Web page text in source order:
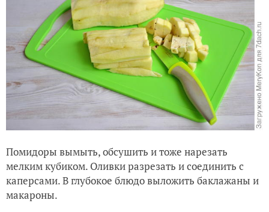
Помидоры вымыть, обсушить и тоже нарезать
мелким кубиком. Оливки разрезать и соединить с
каперсами. В глубокое блюдо выложить баклажаны и
макароны.